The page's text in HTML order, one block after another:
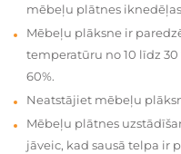
mēbeļu plātnes
Mēbeļu plāksne ir
temperatūru no 10 līdz
60%.
Neatstājiet mēbeļu
Mēbeļu plātnes
jāveic, kad sausā telpa ir